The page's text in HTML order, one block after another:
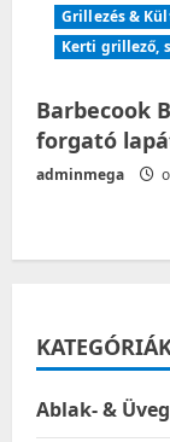
Grillezés &
Kerti grillező,
Barbecook
forgató
adminmega
Ablak- &